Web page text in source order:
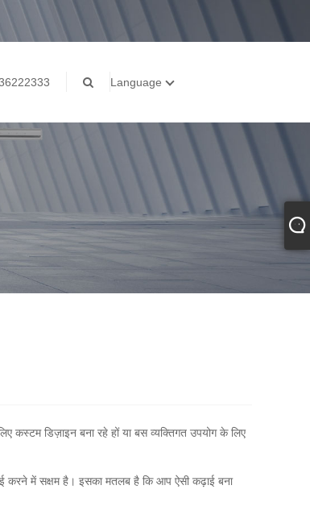
Language
कस्टम डिज़ाइन बना रहे हों या बस व्यक्तिगत उपयोग के लिए
करने में सक्षम है। इसका मतलब है कि आप ऐसी कढ़ाई बना